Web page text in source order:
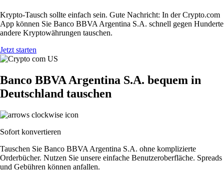
Krypto-Tausch sollte einfach sein. Gute Nachricht: In der Crypto.com
App können Sie Banco BBVA Argentina S.A. schnell gegen Hunderte
andere Kryptowährungen tauschen.
Jetzt starten
Banco BBVA Argentina S.A. bequem in
Deutschland tauschen
Sofort konvertieren
Tauschen Sie Banco BBVA Argentina S.A. ohne komplizierte
Orderbücher. Nutzen Sie unsere einfache Benutzeroberfläche. Spreads
und Gebühren können anfallen.